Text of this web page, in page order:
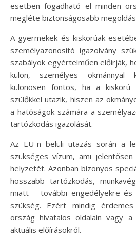
esetben fogadható el minden
megléte biztonságosabb
A gyermekek és kiskorúak
személyazonosító igazolvány
szabályok egyértelműen előírják,
külön, személyes okmánnyal
különösen fontos, ha a
szülőkkel utazik, hiszen az
a hatóságok számára a
tartózkodás igazolását.
Az EU-n belüli utazás során a
szükséges vízum, ami
helyzetét. Azonban bizonyos
hosszabb tartózkodás,
miatt – további engedélyekre és
szükség. Ezért mindig
ország hivatalos oldalain vagy a
aktuális előírásokról.